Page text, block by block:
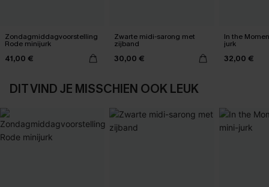
Zondagmiddagvoorstelling
Rode minijurk
41,00 €
Zwarte midi-sarong met
zijband
30,00 €
In the
jurk
32,00 €
DIT VIND JE MISSCHIEN OOK LEUK